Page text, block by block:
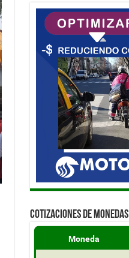
COTIZACIONES DE MONEDAS
Moneda